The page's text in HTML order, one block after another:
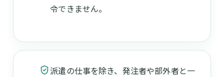
令できません。
派遣の仕事を除き、発注者や部外者と一